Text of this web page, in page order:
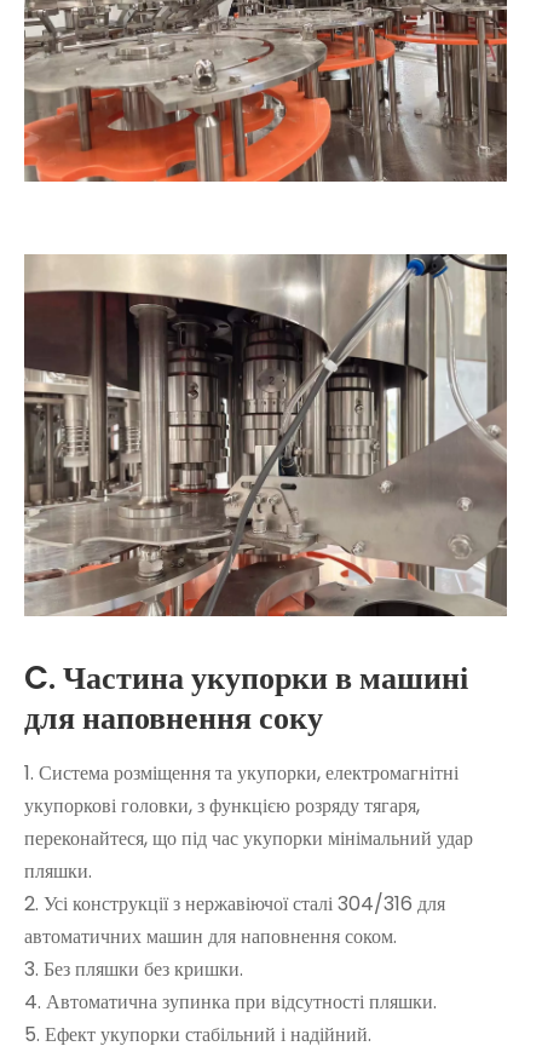
C. Частина укупорки в машині
для наповнення соку
1. Система розміщення та укупорки, електромагнітні
укупоркові головки, з функцією розряду тягаря,
переконайтеся, що під час укупорки мінімальний удар
пляшки.
2. Усі конструкції з нержавіючої сталі 304/316 для
автоматичних машин для наповнення соком.
3. Без пляшки без кришки.
4. Автоматична зупинка при відсутності пляшки.
5. Ефект укупорки стабільний і надійний.